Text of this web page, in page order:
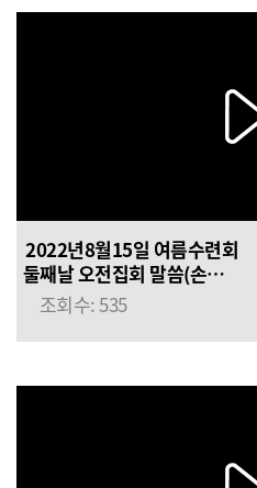
2022년8월15일 여름수련회
둘째날 오전집회 말씀(손인규
목사님) 나를 새롭게 하시는
예수님
조회수: 535